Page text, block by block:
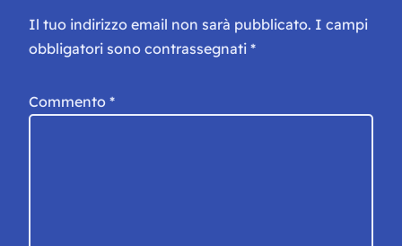
Il tuo indirizzo email non sarà pubblicato. I campi
obbligatori sono contrassegnati *
Commento *